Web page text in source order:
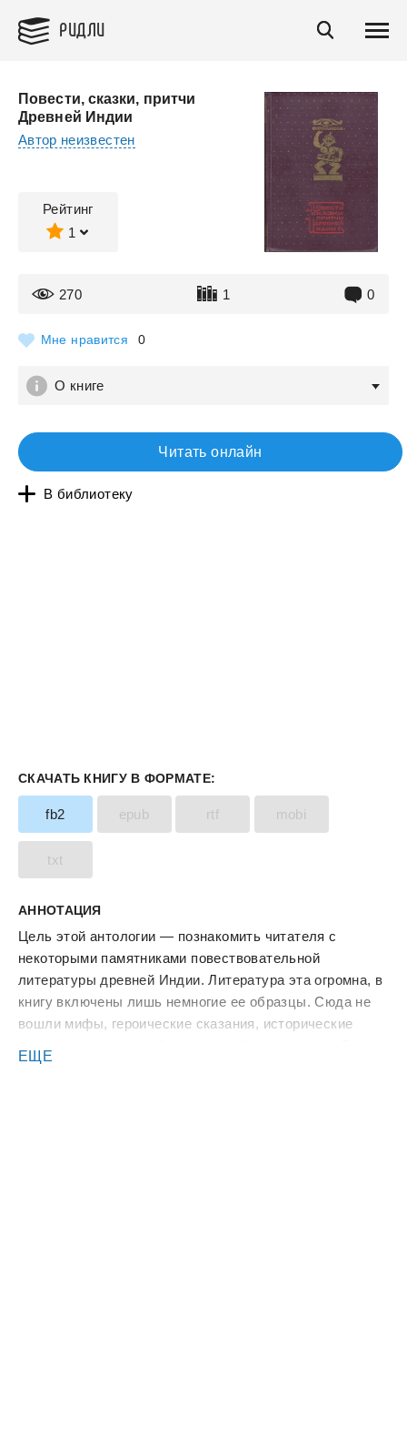
РИДЛИ
Повести, сказки, притчи
Древней Индии
Автор неизвестен
Рейтинг
1
270 1 0
Мне нравится 0
О книге
Читать онлайн
В библиотеку
СКАЧАТЬ КНИГУ В ФОРМАТЕ:
fb2 epub rtf mobi
txt
АННОТАЦИЯ
Цель этой антологии — познакомить читателя с
некоторыми памятниками повествовательной
литературы древней Индии. Литература эта огромна, в
книгу включены лишь немногие ее образцы. Сюда не
вошли мифы, героические сказания, исторические
сказки, притчи, взятые из нескольких наиболее
ЕЩЕ